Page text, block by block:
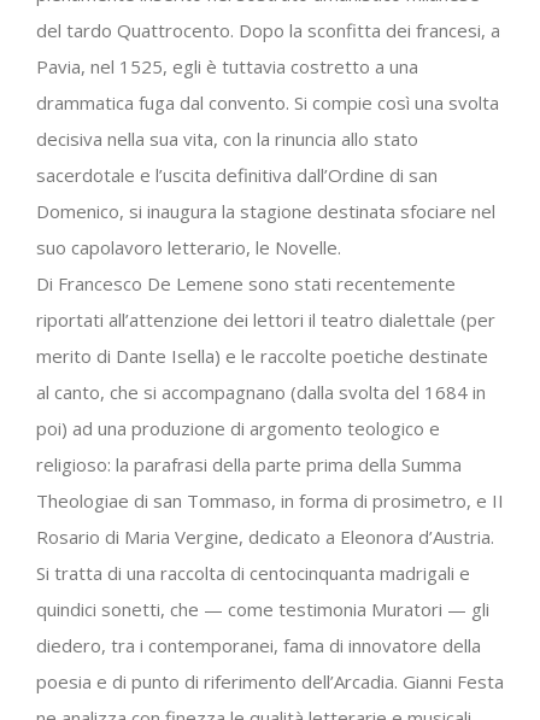
del tardo Quattrocento. Dopo la sconfitta dei francesi, a
Pavia, nel 1525, egli è tuttavia costretto a una
drammatica fuga dal convento. Si compie così una svolta
decisiva nella sua vita, con la rinuncia allo stato
sacerdotale e l’uscita definitiva dall’Ordine di san
Domenico, si inaugura la stagione destinata sfociare nel
suo capolavoro letterario, le Novelle.
Di Francesco De Lemene sono stati recentemente
riportati all’attenzione dei lettori il teatro dialettale (per
merito di Dante Isella) e le raccolte poetiche destinate
al canto, che si accompagnano (dalla svolta del 1684 in
poi) ad una produzione di argomento teologico e
religioso: la parafrasi della parte prima della Summa
Theologiae di san Tommaso, in forma di prosimetro, e II
Rosario di Maria Vergine, dedicato a Eleonora d’Austria.
Si tratta di una raccolta di centocinquanta madrigali e
quindici sonetti, che — come testimonia Muratori — gli
diedero, tra i contemporanei, fama di innovatore della
poesia e di punto di riferimento dell’Arcadia. Gianni Festa